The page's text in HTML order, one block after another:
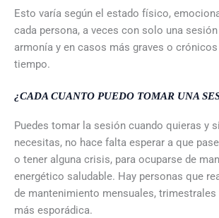
Esto varía según el estado físico,
cada persona, a veces con solo una
armonía y en casos más graves o
tiempo.
¿CADA CUANTO PUEDO TOMAR UNA
Puedes tomar la sesión cuando quieras y
necesitas, no hace falta esperar a que
o tener alguna crisis, para ocuparse de
energético saludable. Hay personas que
de mantenimiento mensuales,
más esporádica.